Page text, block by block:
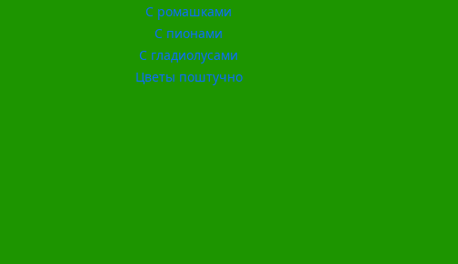
С ромашками
С пионами
С гладиолусами
Цветы поштучно